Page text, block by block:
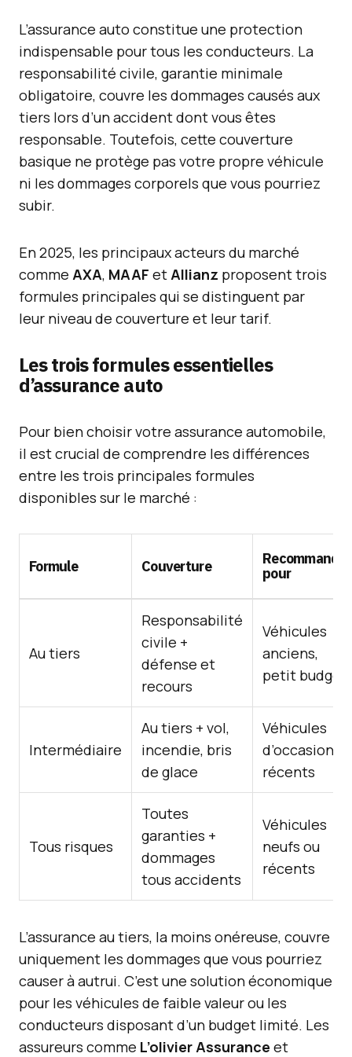
L’assurance auto constitue une protection
indispensable pour tous les conducteurs. La
responsabilité civile, garantie minimale
obligatoire, couvre les dommages causés aux
tiers lors d’un accident dont vous êtes
responsable. Toutefois, cette couverture
basique ne protège pas votre propre véhicule
ni les dommages corporels que vous pourriez
subir.
En 2025, les principaux acteurs du marché
comme AXA, MAAF etAllianz proposent trois
formules principales qui se distinguent par
leur niveau de couverture et leur tarif.
Les trois formules essentielles
d’assurance auto
Pour bien choisir votre assurance automobile,
il est crucial de comprendre les différences
entre les trois principales formules
disponibles sur le marché :
Formule Couverture
pour
Au tiers
Responsabilité
civile +
défense et
recours
Véhicules
anciens,
petit budget
Intermédiaire
Au tiers + vol,
incendie, bris
de glace
Véhicules
d’occasion
récents
Tous risques
Toutes
garanties +
dommages
tous accidents
Véhicules
neufs ou
récents
L’assurance au tiers, la moins onéreuse, couvre
uniquement les dommages que vous pourriez
causer à autrui. C’est une solution économique
pour les véhicules de faible valeur ou les
conducteurs disposant d’un budget limité. Les
assureurs comme L’olivier Assurance et